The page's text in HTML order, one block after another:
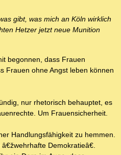
gibt, was mich an Köln wirklich
Hetzer jetzt neue Munition
begonnen, dass Frauen
Frauen ohne Angst leben können
nur rhetorisch behauptet, es
Um Frauensicherheit.
Handlungsfähigkeit zu hemmen.
Demokratieâ€.